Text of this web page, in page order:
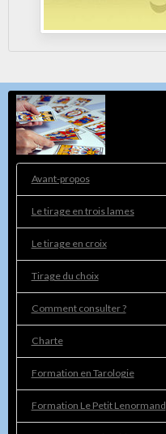
Avant-propos
Le tirage en trois lames
Le tirage en croix
Tirage du choix
Comment consulter ?
Charte
Formation en Tarologie
Formation Le Petit Lenormand